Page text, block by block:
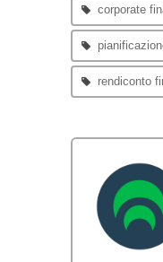
corporate
rendiconto